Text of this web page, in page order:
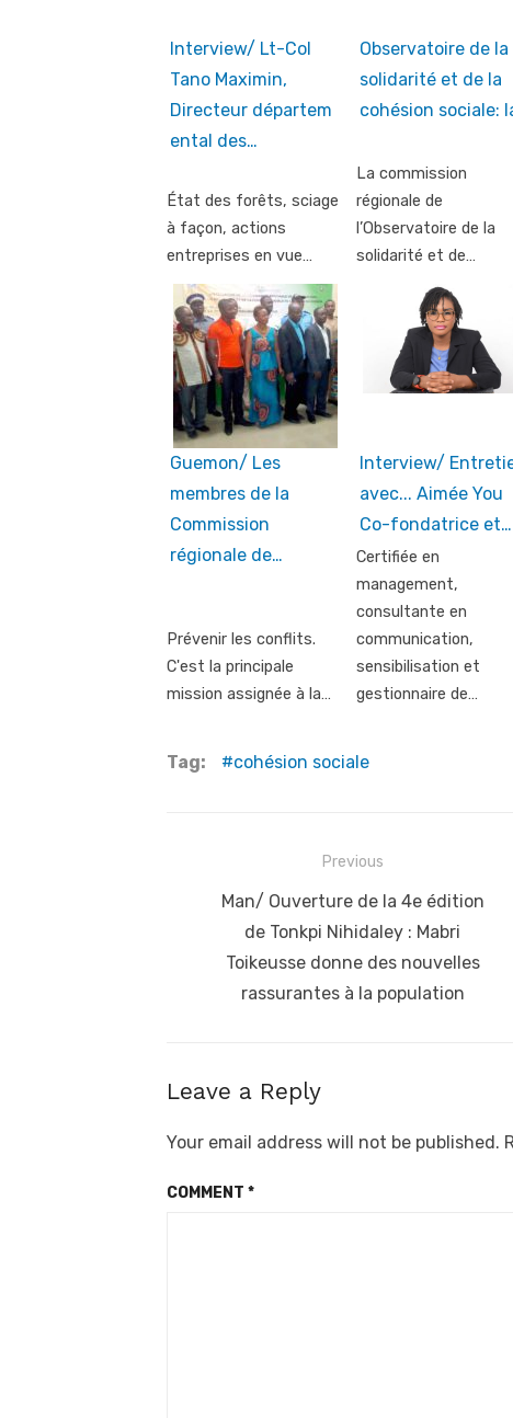
Interview/ Lt-Col
Tano Maximin,
Directeur départem
ental des…
État des forêts, sciage
à façon, actions
entreprises en vue…
Observatoire de la
solidarité et de la
cohésion sociale:
La commission
régionale de
l’Observatoire de la
solidarité et de…
Guemon/ Les
membres de la
Commission
régionale de…
Prévenir les conflits.
C'est la principale
mission assignée à la…
Interview/
avec... Aimée You
Co-fondatrice et…
Certifiée en
management,
consultante en
communication,
sensibilisation et
gestionnaire de…
Tag: cohésion sociale
navigation
Previous
Previous
post:
Man/ Ouverture de la 4e édition
de Tonkpi Nihidaley : Mabri
Toikeusse donne des nouvelles
rassurantes à la population
Leave a Reply
Your email address will not be published.
COMMENT *